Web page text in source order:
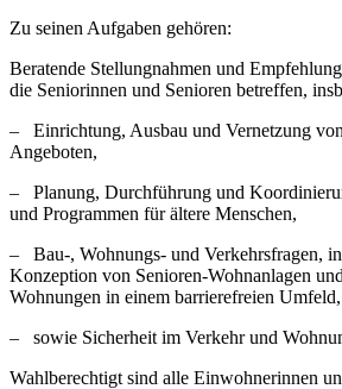
Zu seinen Aufgaben gehören:
Beratende Stellungnahmen und
die Seniorinnen und Senioren betreffen,
– Einrichtung, Ausbau und Vernetzung
Angeboten,
– Planung, Durchführung und
und Programmen für ältere Menschen,
– Bau-, Wohnungs- und Verkehrsfragen,
Konzeption von Senioren-Wohnanlagen
Wohnungen in einem barrierefreien Umfeld,
– sowie Sicherheit im Verkehr und
Wahlberechtigt sind alle Einwohnerinnen